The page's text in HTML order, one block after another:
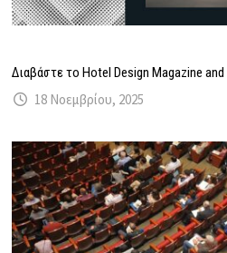
Διαβάστε το Hotel Design Magazine
18 Νοεμβρίου, 2025